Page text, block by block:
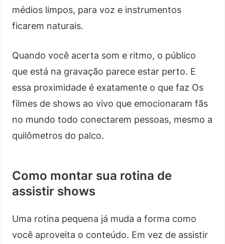
médios limpos, para voz e instrumentos
ficarem naturais.
Quando você acerta som e ritmo, o público
que está na gravação parece estar perto. E
essa proximidade é exatamente o que faz Os
filmes de shows ao vivo que emocionaram fãs
no mundo todo conectarem pessoas, mesmo a
quilômetros do palco.
Como montar sua rotina de
assistir shows
Uma rotina pequena já muda a forma como
você aproveita o conteúdo. Em vez de assistir